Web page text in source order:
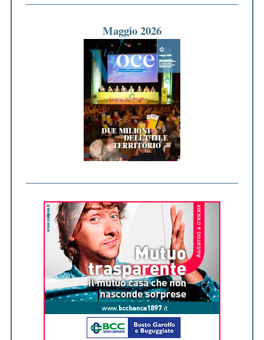
Maggio 2026